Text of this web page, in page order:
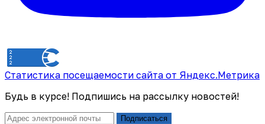
Статистика посещаемости сайта от Яндекс.Метрика
Будь в курсе! Подпишись на рассылку новостей!
Подписаться